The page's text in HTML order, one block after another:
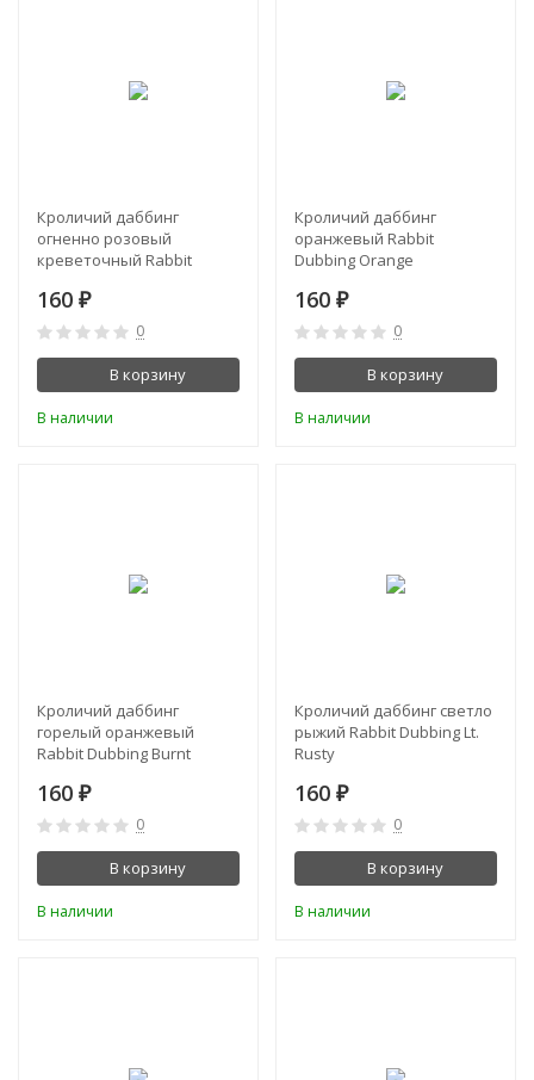
Кроличий даббинг
огненно розовый
креветочный Rabbit
160 ₽
0
В корзину
В наличии
Кроличий даббинг
оранжевый Rabbit
Dubbing Orange
160 ₽
0
В корзину
В наличии
Кроличий даббинг
горелый оранжевый
Rabbit Dubbing Burnt
160 ₽
0
В корзину
В наличии
Кроличий даббинг светло
рыжий Rabbit Dubbing Lt.
Rusty
160 ₽
0
В корзину
В наличии